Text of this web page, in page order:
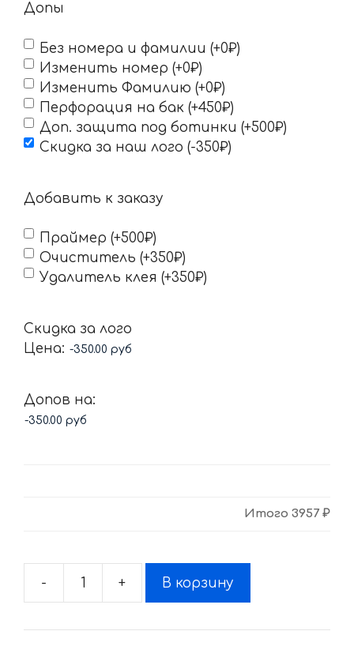
Допы
Без номера и фамилии (+0₽)
Изменить номер (+0₽)
Изменить Фамилию (+0₽)
Перфорация на бак (+450₽)
Доп. защита под ботинки (+500₽)
Скидка за наш лого (-350₽)
Добавить к заказу
Праймер (+500₽)
Очиститель (+350₽)
Удалитель клея (+350₽)
Скидка за лого
Цена:
Допов на:
Итого 3957 ₽
-
Количество
Комплект
+ В корзину